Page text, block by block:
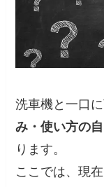
洗車機と一口
み・使い方の
ります。
ここでは、現